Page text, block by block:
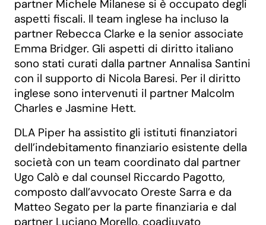
partner Michele Milanese si è occupato degli
aspetti fiscali. Il team inglese ha incluso la
partner Rebecca Clarke e la senior associate
Emma Bridger. Gli aspetti di diritto italiano
sono stati curati dalla partner Annalisa Santini
con il supporto di Nicola Baresi. Per il diritto
inglese sono intervenuti il partner Malcolm
Charles e Jasmine Hett.
DLA Piper ha assistito gli istituti finanziatori
dell’indebitamento finanziario esistente della
società con un team coordinato dal partner
Ugo Calò e dal counsel Riccardo Pagotto,
composto dall’avvocato Oreste Sarra e da
Matteo Segato per la parte finanziaria e dal
partner Luciano Morello, coadiuvato